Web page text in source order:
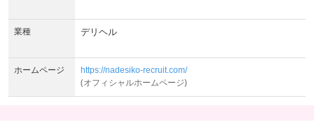
業種 デリヘル
ホームページ https://nadesiko-recruit.com/
(オフィシャルホームページ)